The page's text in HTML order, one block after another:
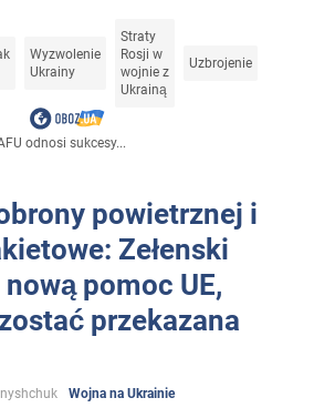
Wyzwolenie
Ukrainy
Straty
Rosji w
wojnie z
Ukrainą
Uzbrojenie
odnosi sukcesy...
powietrznej i
Zełenski
pomoc UE,
przekazana
Wojna na Ukrainie